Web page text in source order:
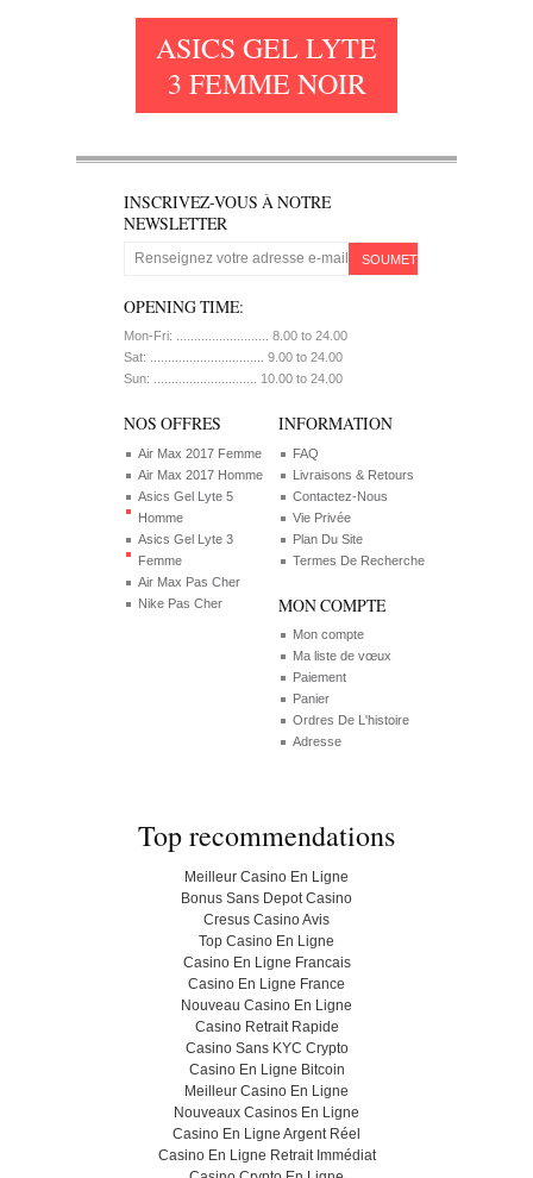
ASICS GEL LYTE
3 FEMME NOIR
INSCRIVEZ-VOUS À NOTRE
NEWSLETTER
SOUMETTRE
OPENING TIME:
Mon-Fri: .......................... 8.00 to 24.00
Sat: ................................ 9.00 to 24.00
Sun: ............................. 10.00 to 24.00
NOS OFFRES
Air Max 2017 Femme
Air Max 2017 Homme
Asics Gel Lyte 5
Homme
Asics Gel Lyte 3
Femme
Air Max Pas Cher
Nike Pas Cher
INFORMATION
FAQ
Livraisons & Retours
Contactez-Nous
Vie Privée
Plan Du Site
Termes De Recherche
MON COMPTE
Mon compte
Ma liste de vœux
Paiement
Panier
Ordres De L'histoire
Adresse
Top recommendations
Meilleur Casino En Ligne
Bonus Sans Depot Casino
Cresus Casino Avis
Top Casino En Ligne
Casino En Ligne Francais
Casino En Ligne France
Nouveau Casino En Ligne
Casino Retrait Rapide
Casino Sans KYC Crypto
Casino En Ligne Bitcoin
Meilleur Casino En Ligne
Nouveaux Casinos En Ligne
Casino En Ligne Argent Réel
Casino En Ligne Retrait Immédiat